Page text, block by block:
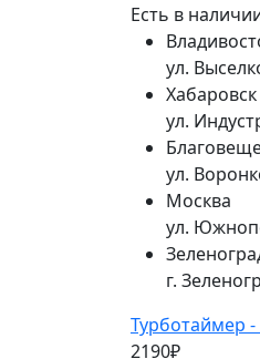
Есть в
ул.
Хабаровск
ул.
ул.
Москва
ул.
г.
Турботаймер -
2190₽